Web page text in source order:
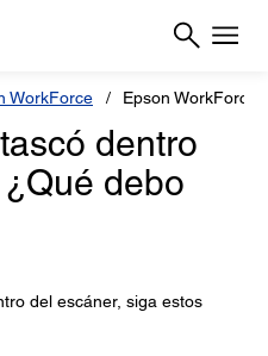
WorkForce Epson WorkForce
dentro
debo
del escáner, siga estos